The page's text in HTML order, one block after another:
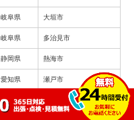
岐阜県 大垣市
岐阜県 多治見市
静岡県 熱海市
愛知県 瀬戸市
愛知県 豊川市